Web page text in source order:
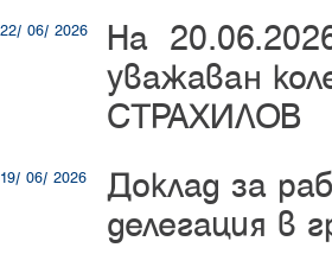
22/ 06/ 2026
На
уважаван
СТРАХИЛОВ
19/ 06/ 2026
Доклад за
делегация в